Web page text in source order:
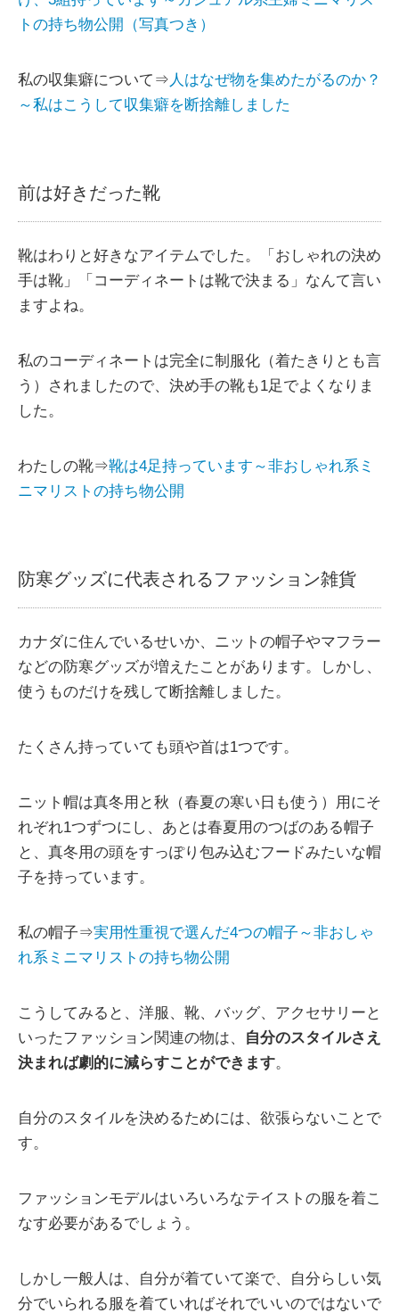
トの持ち物公開（写真つき）
私の収集癖について⇒ 人はなぜ物を集めたがるのか？
～私はこうして収集癖を断捨離しました
前は好きだった靴
靴はわりと好きなアイテムでした。「おしゃれの決め
手は靴」「コーディネートは靴で決まる」なんて言い
ますよね。
私のコーディネートは完全に制服化（着たきりとも言
う）されましたので、決め手の靴も1足でよくなりま
した。
わたしの靴⇒靴は4足持っています～非おしゃれ系ミ
ニマリストの持ち物公開
防寒グッズに代表されるファッション雑貨
カナダに住んでいるせいか、ニットの帽子やマフラー
などの防寒グッズが増えたことがあります。しかし、
使うものだけを残して断捨離しました。
たくさん持っていても頭や首は1つです。
ニット帽は真冬用と秋（春夏の寒い日も使う）用にそ
れぞれ1つずつにし、あとは春夏用のつばのある帽子
と、真冬用の頭をすっぽり包み込むフードみたいな帽
子を持っています。
私の帽子⇒実用性重視で選んだ4つの帽子～非おしゃ
れ系ミニマリストの持ち物公開
こうしてみると、洋服、靴、バッグ、アクセサリーと
いったファッション関連の物は、
自分のスタイルさえ
決まれば劇的に減らすことができます。
自分のスタイルを決めるためには、欲張らないことで
す。
ファッションモデルはいろいろなテイストの服を着こ
なす必要があるでしょう。
しかし一般人は、自分が着ていて楽で、自分らしい気
分でいられる服を着ていればそれでいいのではないで